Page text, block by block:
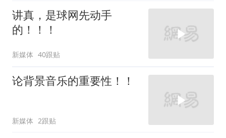
讲真，是球网先动手
的！！！
新媒体 40跟贴
论背景音乐的重要性！！
新媒体 2跟贴